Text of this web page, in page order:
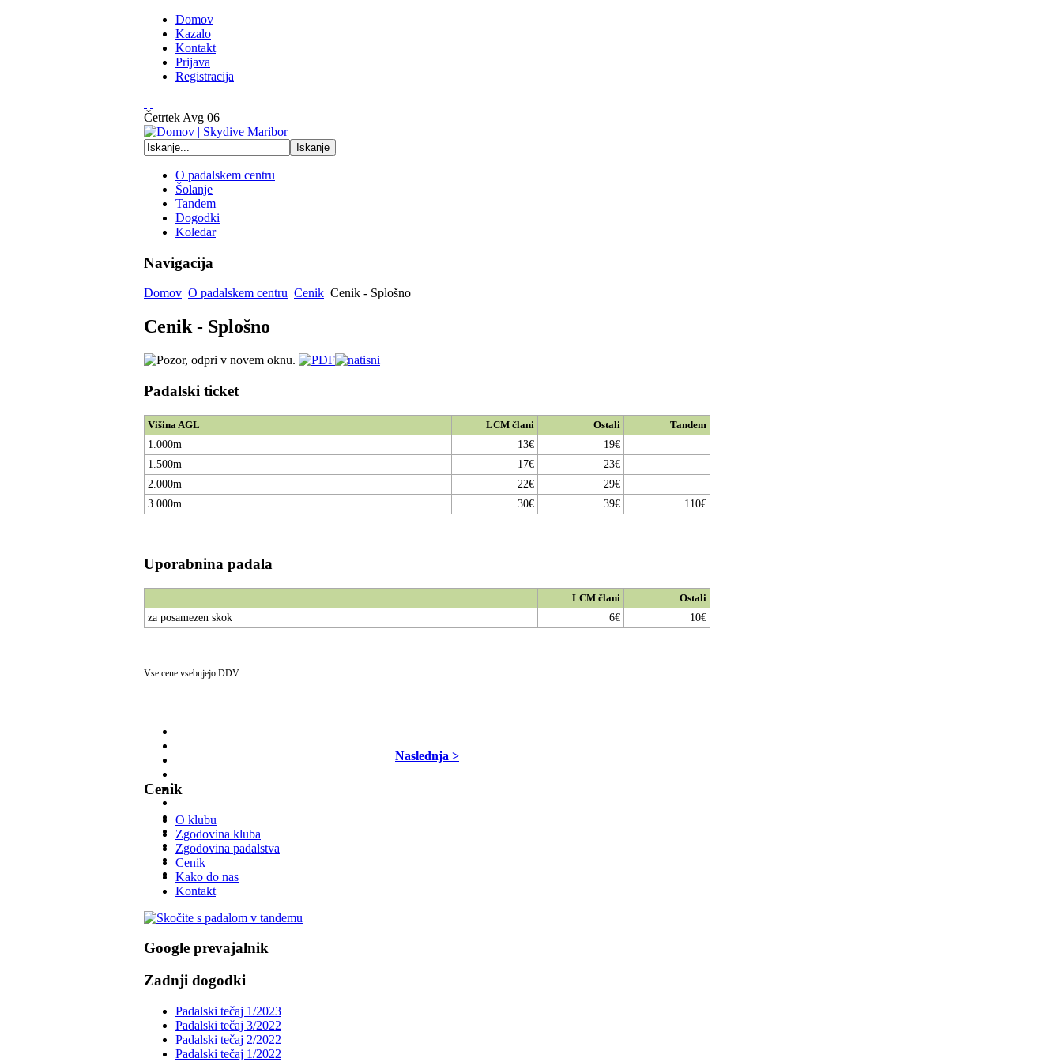
Domov
Kazalo
Kontakt
Prijava
Registracija
Četrtek Avg 06
O padalskem centru
Šolanje
Tandem
Dogodki
Koledar
Navigacija
Domov O padalskem centru Cenik Cenik - Splošno
Cenik - Splošno
Padalski ticket
Višina AGL LCM člani Ostali
Tandem
1.000m
13€
19€
1.500m
17€
23€
2.000m
22€
29€
3.000m
30€ 39€ 110€
Uporabnina padala
LCM člani
Ostali
za posamezen skok
6€ 10€
Vse cene vsebujejo DDV.
Naslednja >
Cenik
O klubu
Zgodovina kluba
Zgodovina padalstva
Cenik
Kako do nas
Kontakt
Google prevajalnik
Zadnji dogodki
Padalski tečaj 1/2023
Padalski tečaj 3/2022
Padalski tečaj 2/2022
Padalski tečaj 1/2022